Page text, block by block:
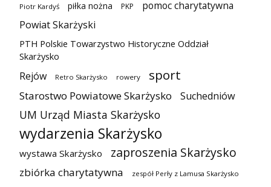
Piotr Kardyś piłka nożna PKP
pomoc charytatywna
Powiat Skarżyski
PTH Polskie Towarzystwo Historyczne Oddział
Skarżysko
Rejów Retro Skarżysko rowery sport
Starostwo Powiatowe Skarżysko Suchedniów
UM Urząd Miasta Skarżysko
wydarzenia Skarżysko
wystawa Skarżysko zaproszenia Skarżysko
zbiórka charytatywna zespół Perły z Lamusa Skarżysko